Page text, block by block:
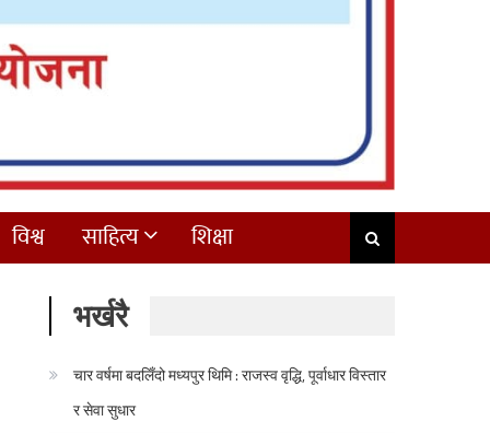
विश्व साहित्य शिक्षा
भर्खरै
चार वर्षमा बदलिँदो मध्यपुर थिमि : राजस्व वृद्धि, पूर्वाधार विस्तार
र सेवा सुधार